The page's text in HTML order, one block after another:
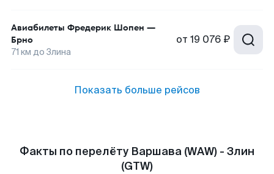
Авиабилеты Фредерик Шопен —
Брно
71 км до Злина
от 19 076 ₽
Показать больше рейсов
Факты по перелёту Варшава (WAW) - Злин
(GTW)